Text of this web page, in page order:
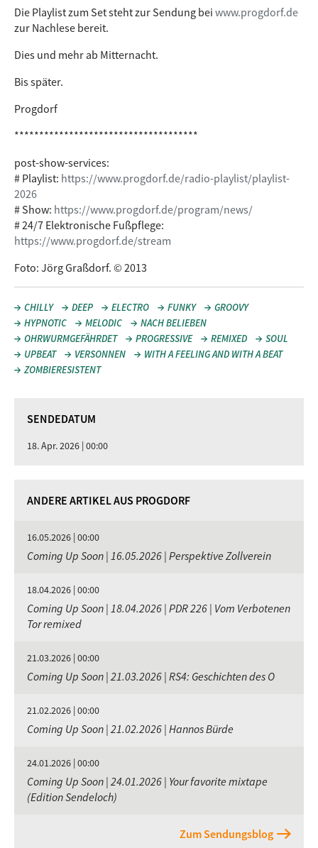
Die Playlist zum Set steht zur Sendung bei www.progdorf.de
zur Nachlese bereit.
Dies und mehr ab Mitternacht.
Bis später.
Progdorf
*************************************
post-show-services:
# Playlist: https://www.progdorf.de/radio-playlist/playlist-
2026
# Show: https://www.progdorf.de/program/news/
# 24/7 Elektronische Fußpflege:
https://www.progdorf.de/stream
Foto: Jörg Graßdorf. © 2013
CHILLY DEEP ELECTRO FUNKY
GROOVY
HYPNOTIC
MELODIC
NACH BELIEBEN
OHRWURMGEFÄHRDET
PROGRESSIVE REMIXED
SOUL
UPBEAT
VERSONNEN
WITH A FEELING AND WITH A BEAT
ZOMBIERESISTENT
SENDEDATUM
18. Apr. 2026 | 00:00
ANDERE ARTIKEL AUS PROGDORF
16.05.2026 | 00:00
Coming Up Soon | 16.05.2026 | Perspektive Zollverein
18.04.2026 | 00:00
Coming Up Soon | 18.04.2026 | PDR 226 | Vom Verbotenen
Tor remixed
21.03.2026 | 00:00
Coming Up Soon | 21.03.2026 | RS4: Geschichten des O
21.02.2026 | 00:00
Coming Up Soon | 21.02.2026 | Hannos Bürde
24.01.2026 | 00:00
Coming Up Soon | 24.01.2026 | Your favorite mixtape
(Edition Sendeloch)
Zum Sendungsblog